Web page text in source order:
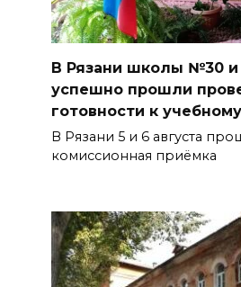
В Рязани школы №30
успешно прошли
готовности к
В Рязани 5 и 6 августа
комиссионная приёмка